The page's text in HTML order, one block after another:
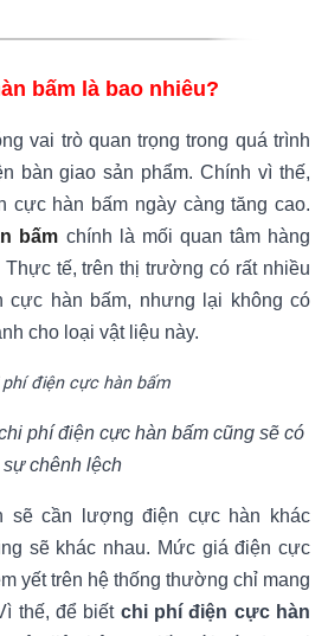
bấm là bao nhiêu?
vai trò quan trọng trong quá trình
bàn giao sản phẩm. Chính vì thế,
cực hàn bấm ngày càng tăng cao.
bấm chính là mối quan tâm hàng
tế, trên thị trường có rất nhiều
cực hàn bấm, nhưng lại không có
cho loại vật liệu này.
phí điện cực hàn bấm cũng sẽ có
sự chênh lệch
sẽ cần lượng điện cực hàn khác
sẽ khác nhau. Mức giá điện cực
yết trên hệ thống thường chỉ mang
thế, để biết chi phí điện cực hàn